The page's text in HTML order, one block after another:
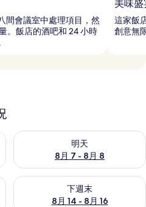
間會議室中處理項目，然
。飯店的酒吧和 24 小時
美味盛
這家飯
創意無
況
明天
8月 7 - 8月 8
查看明天 (8月 7 - 8月 8) 的供
情況
下週末
8月 14 - 8月 16
查看下週末 (8月 14 - 8月 16)